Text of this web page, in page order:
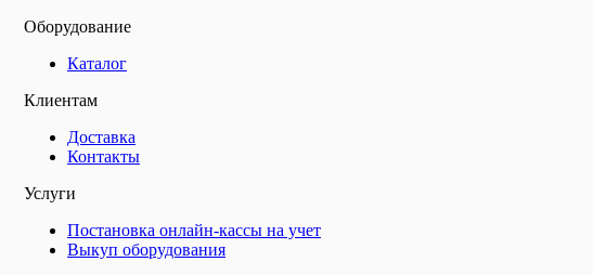
Оборудование
Каталог
Клиентам
Доставка
Контакты
Услуги
Постановка онлайн-кассы на учет
Выкуп оборудования